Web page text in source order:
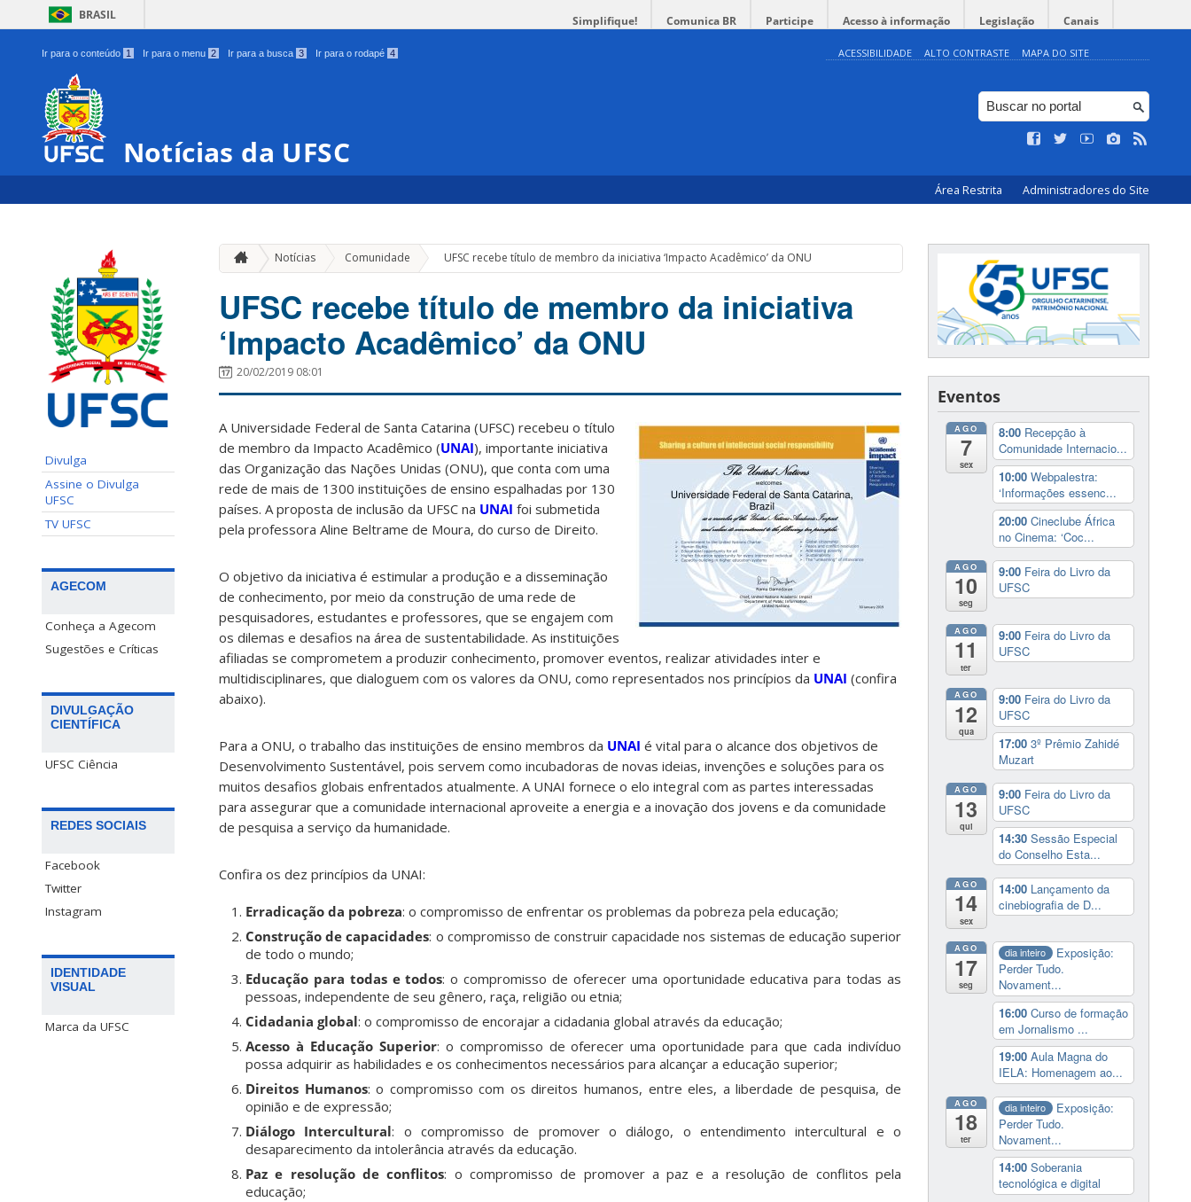
BRASIL Simplifique! Comunica BR Participe Acesso à informação Legislação Canais
Ir para o conteúdo 1 Ir para o menu 2 Ir para a busca 3 Ir para o rodapé 4 ACESSIBILIDADE ALTO CONTRASTE MAPA DO SITE
Notícias da UFSC
Área Restrita Administradores do Site
Divulga
Assine o Divulga
UFSC
TV UFSC
AGECOM
Conheça a Agecom
Sugestões e Críticas
DIVULGAÇÃO
CIENTÍFICA
UFSC Ciência
REDES SOCIAIS
Facebook
Twitter
Instagram
IDENTIDADE
VISUAL
Marca da UFSC
Notícias Comunidade » UFSC recebe título de membro da iniciativa ‘Impacto Acadêmico’ da ONU
UFSC recebe título de membro da iniciativa
‘Impacto Acadêmico’ da ONU
20/02/2019 08:01
A Universidade Federal de Santa Catarina (UFSC) recebeu o título
de membro da Impacto Acadêmico (UNAI), importante iniciativa
das Organização das Nações Unidas (ONU), que conta com uma
rede de mais de 1300 instituições de ensino espalhadas por 130
países. A proposta de inclusão da UFSC na UNAI foi submetida
pela professora Aline Beltrame de Moura, do curso de Direito.
O objetivo da iniciativa é estimular a produção e a disseminação
de conhecimento, por meio da construção de uma rede de
pesquisadores, estudantes e professores, que se engajem com
os dilemas e desafios na área de sustentabilidade. As instituições
afiliadas se comprometem a produzir conhecimento, promover eventos, realizar atividades inter e
multidisciplinares, que dialoguem com os valores da ONU, como representados nos princípios da UNAI (confira
abaixo).
Para a ONU, o trabalho das instituições de ensino membros da UNAI é vital para o alcance dos objetivos de
Desenvolvimento Sustentável, pois servem como incubadoras de novas ideias, invenções e soluções para os
muitos desafios globais enfrentados atualmente. A UNAI fornece o elo integral com as partes interessadas
para assegurar que a comunidade internacional aproveite a energia e a inovação dos jovens e da comunidade
de pesquisa a serviço da humanidade.
Confira os dez princípios da UNAI:
Erradicação da pobreza: o compromisso de enfrentar os problemas da pobreza pela educação;
Construção de capacidades: o compromisso de construir capacidade nos sistemas de educação superior
de todo o mundo;
Educação para todas e todos: o compromisso de oferecer uma oportunidade educativa para todas as
pessoas, independente de seu gênero, raça, religião ou etnia;
Cidadania global: o compromisso de encorajar a cidadania global através da educação;
Acesso à Educação Superior: o compromisso de oferecer uma oportunidade para que cada indivíduo
possa adquirir as habilidades e os conhecimentos necessários para alcançar a educação superior;
Direitos Humanos: o compromisso com os direitos humanos, entre eles, a liberdade de pesquisa, de
opinião e de expressão;
Diálogo Intercultural: o compromisso de promover o diálogo, o entendimento intercultural e o
desaparecimento da intolerância através da educação.
Paz e resolução de conflitos: o compromisso de promover a paz e a resolução de conflitos pela
educação;
Eventos
AGO
7
sex
8:00 Recepção à
Comunidade Internacio...
10:00 Webpalestra:
‘Informações essenc...
20:00 Cineclube África
no Cinema: ‘Coc...
AGO
10
seg
9:00 Feira do Livro da
UFSC
AGO
11
ter
9:00 Feira do Livro da
UFSC
AGO
12
qua
9:00 Feira do Livro da
UFSC
17:00 3º Prêmio Zahidé
Muzart
AGO
13
qui
9:00 Feira do Livro da
UFSC
14:30 Sessão Especial
do Conselho Esta...
AGO
14
sex
14:00 Lançamento da
cinebiografia de D...
AGO
17
seg
dia inteiro
Exposição:
Perder Tudo.
Novament...
16:00 Curso de formação
em Jornalismo ...
19:00 Aula Magna do
IELA: Homenagem ao...
AGO
18
ter
dia inteiro
Exposição:
Perder Tudo.
Novament...
14:00 Soberania
tecnológica e digital